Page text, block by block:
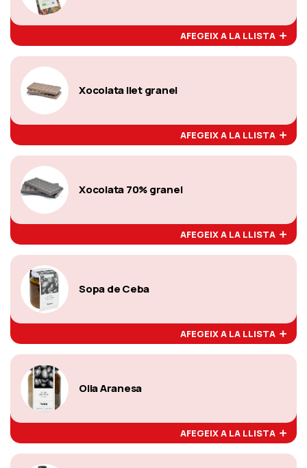
AFEGEIX A LA LLISTA
Xocolata llet granel
AFEGEIX A LA LLISTA
Xocolata 70% granel
AFEGEIX A LA LLISTA
Sopa de Ceba
AFEGEIX A LA LLISTA
Olla Aranesa
AFEGEIX A LA LLISTA